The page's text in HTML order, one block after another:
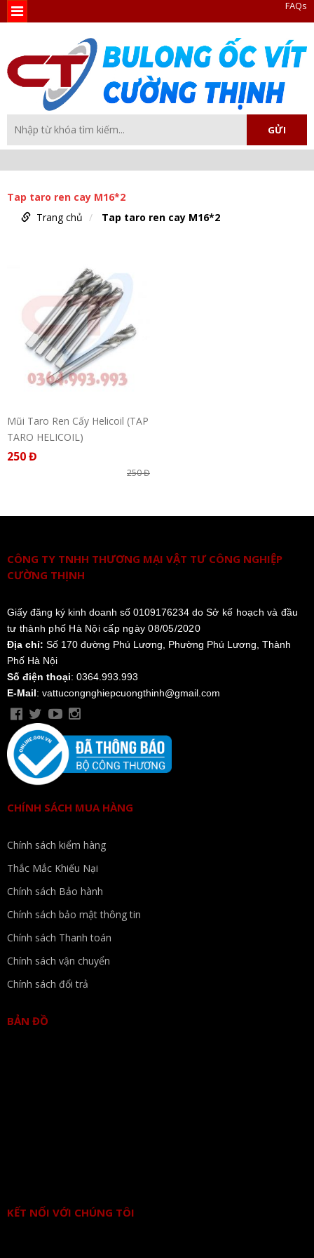
FAQs
Tap taro ren cay M16*2
Trang chủ
Tap taro ren cay M16*2
Mũi Taro Ren Cấy Helicoil (TAP
TARO HELICOIL)
250 Đ
250 Đ
CÔNG TY TNHH THƯƠNG MẠI VẬT TƯ CÔNG NGHIỆP
CƯỜNG THỊNH
Giấy đăng ký kinh doanh số 0109176234 do Sở kế hoạch và đầu
tư thành phố Hà Nội cấp ngày 08/05/2020
Địa chỉ: Số 170 đường Phú Lương, Phường Phú Lương, Thành
Phố Hà Nội
Số điện thoại: 0364.993.993
E-Mail: vattucongnghiepcuongthinh@gmail.com
CHÍNH SÁCH MUA HÀNG
Chính sách kiểm hàng
Thắc Mắc Khiếu Nại
Chính sách Bảo hành
Chính sách bảo mật thông tin
Chính sách Thanh toán
Chính sách vận chuyển
Chính sách đổi trả
BẢN ĐỒ
KẾT NỐI VỚI CHÚNG TÔI